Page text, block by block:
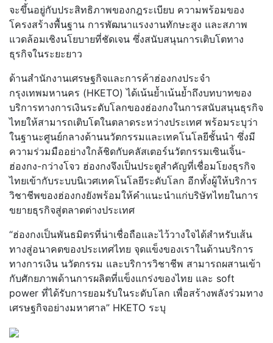
จะขึ้นอยู่กับประสิทธิภาพของกฎระเบียบ ความพร้อมของ
โครงสร้างพื้นฐาน การพัฒนาแรงงานทักษะสูง และสภาพ
แวดล้อมเชิงนโยบายที่ชัดเจน ซึ่งสนับสนุนการเติบโตทาง
ธุรกิจในระยะยาว
ด้านสำนักงานเศรษฐกิจและการค้าฮ่องกงประจำ
กรุงเทพมหานคร (HKETO) ได้เน้นย้ำเน้นย้ำถึงบทบาทของ
บริการทางการเงินระดับโลกของฮ่องกงในการสนับสนุนธุรกิจ
ไทยให้สามารถเติบโตในตลาดระหว่างประเทศ พร้อมระบุว่า
ในฐานะศูนย์กลางด้านนวัตกรรมและเทคโนโลยีชั้นนำ ซึ่งมี
ความร่วมมืออย่างใกล้ชิดกับคลัสเตอร์นวัตกรรมเซินเจิ้น-
ฮ่องกง-กว่างโจว ฮ่องกงจึงเป็นประตูสำคัญที่เชื่อมโยงธุรกิจ
ไทยเข้ากับระบบนิเวศเทคโนโลยีระดับโลก อีกทั้งผู้ให้บริการ
วิชาชีพของฮ่องกงยังพร้อมให้คำแนะนำแก่บริษัทไทยในการ
ขยายธุรกิจสู่ตลาดต่างประเทศ
“ฮ่องกงเป็นพันธมิตรที่น่าเชื่อถือและไว้วางใจได้สำหรับเส้น
ทางสู่อนาคตของประเทศไทย จุดแข็งของเราในด้านบริการ
ทางการเงิน นวัตกรรม และบริการวิชาชีพ สามารถผสานเข้า
กับศักยภาพด้านการผลิตที่แข็งแกร่งของไทย และ soft
power ที่ได้รับการยอมรับในระดับโลก เพื่อสร้างพลังร่วมทาง
เศรษฐกิจอย่างมหาศาล” HKETO ระบุ